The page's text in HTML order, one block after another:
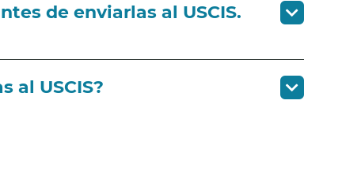
de enviarlas al USCIS.
al USCIS?